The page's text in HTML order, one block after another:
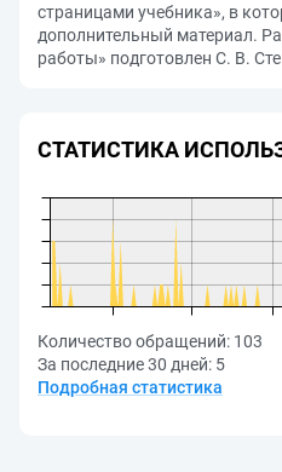
страницами учебника», в
дополнительный материал.
работы» подготовлен С. В.
СТАТИСТИКА
Количество обращений: 103
За последние 30 дней: 5
Подробная статистика